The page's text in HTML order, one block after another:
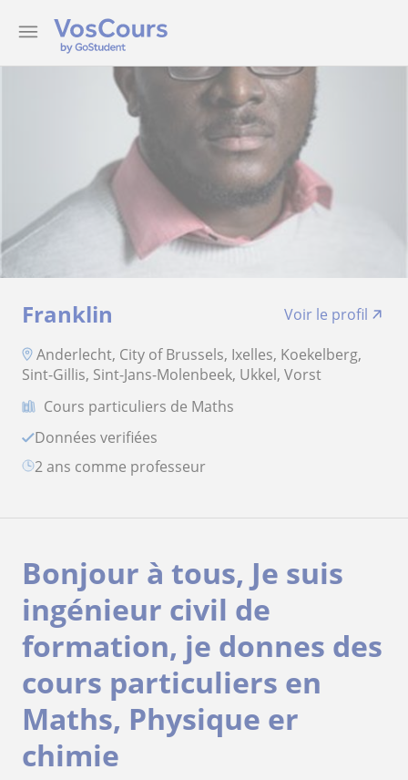
Franklin
Voir le profil
Anderlecht, City of Brussels, Ixelles, Koekelberg,
Sint-Gillis, Sint-Jans-Molenbeek, Ukkel, Vorst
Cours particuliers de Maths
Données verifiées
2 ans comme professeur
Bonjour à tous, Je suis
ingénieur civil de
formation, je donnes des
cours particuliers en
Maths, Physique er
chimie